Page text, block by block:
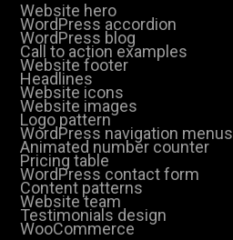
Website hero
WordPress accordion
WordPress blog
Call to action examples
Website footer
Headlines
Website icons
Website images
Logo pattern
WordPress navigation menus
Animated number counter
Pricing table
WordPress contact form
Content patterns
Website team
Testimonials design
WooCommerce